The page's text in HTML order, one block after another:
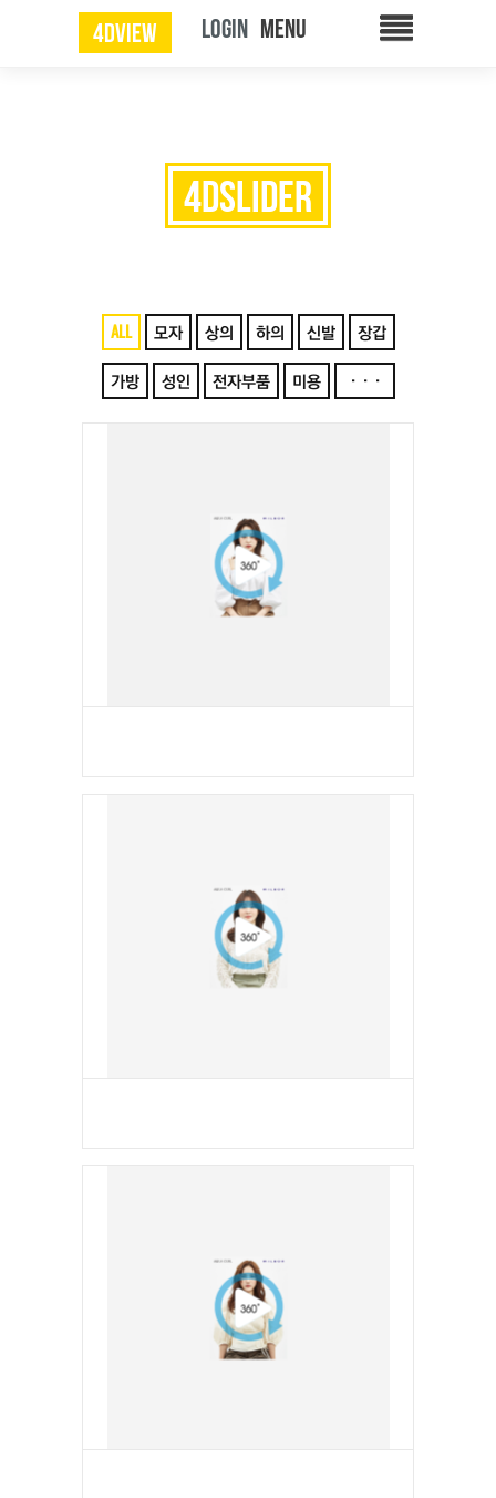
4DVIEW LOGIN
4DSLIDER
ALL 모자 상의 하의 신발
장갑
가방
성인 전자부품 미용 ···